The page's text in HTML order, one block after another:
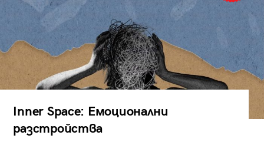
Inner Space: Емоционални
разстройства